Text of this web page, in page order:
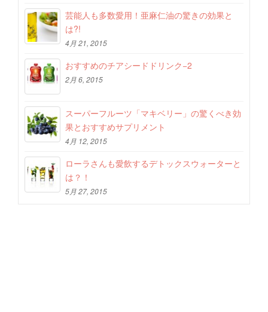
芸能人も多数愛用！亜麻仁油の驚きの効果と
は?!
4月 21, 2015
おすすめのチアシードドリンク−2
2月 6, 2015
スーパーフルーツ「マキベリー」の驚くべき効
果とおすすめサプリメント
4月 12, 2015
ローラさんも愛飲するデトックスウォーターと
は？！
5月 27, 2015